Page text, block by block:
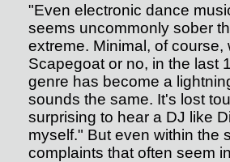
"Even electronic dance
seems uncommonly sober
extreme. Minimal, of
Scapegoat or no, in the last
genre has become a
sounds the same. It's lost
surprising to hear a DJ like
myself." But even within the
complaints that often seem